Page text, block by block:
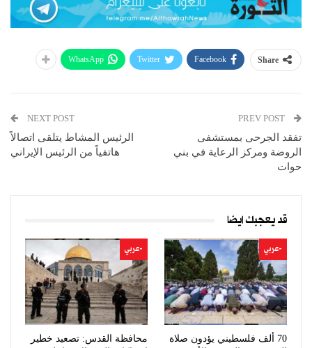
Share
Facebook
Twitter
WhatsApp
تفقد الجرحى بمستشفى
الروضة ومركز الرعاية في بني
حوات
NEXT POST
الرئيس المشاط يتلقى اتصالاً
هاتفياً من الرئيس الإيراني
قد يعجبك ايضا
-عربي
70 ألف فلسطيني يؤدون صلاة
-عربي
محافظة القدس: تصعيد خطير